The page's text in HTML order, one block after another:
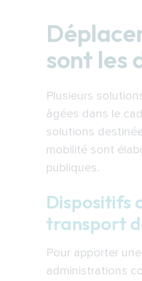
mobilité
Accès
et des
Aide et
sont les
Le
Le
sont les
Plusieurs
âgées dans le
solutions
mobilité sont
publiques.
Dispositifs
transport
Pour apporter
administrations